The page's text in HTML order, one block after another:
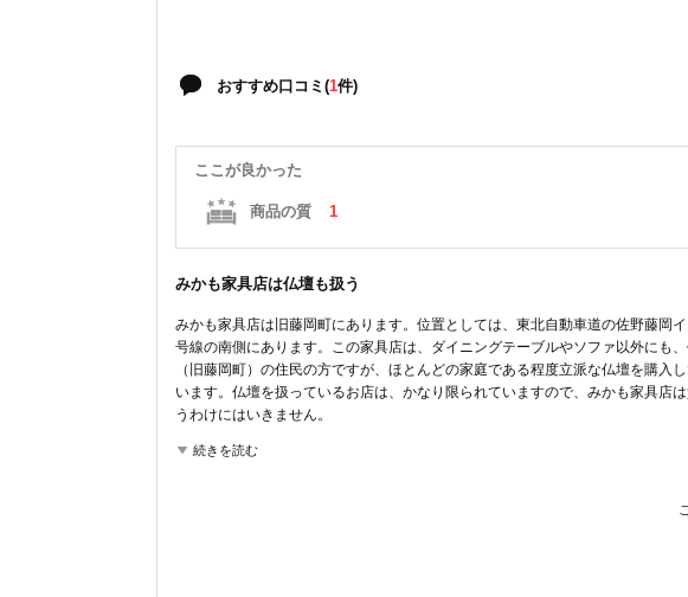
おすすめ口コミ(1件)
ここが良かった
商品の質 1
みかも家具店は仏壇も扱う
みかも家具店は旧藤岡町にあります。位置としては、東北自動車道の佐野藤岡
号線の南側にあります。この家具店は、ダイニングテーブルやソファ以外にも
（旧藤岡町）の住民の方ですが、ほとんどの家庭である程度立派な仏壇を購
います。仏壇を扱っているお店は、かなり限られていますので、みかも家具店
うわけにはいきません。
ここが良かった
続きを読む